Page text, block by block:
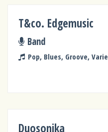
T&co. Edgemusic
Band
Pop, Blues, Groove, Varie
Duosonika